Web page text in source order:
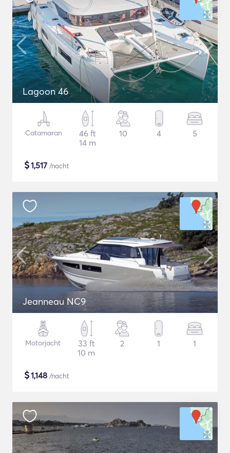
Lagoon 46
Catamaran
46 ft
14 m
10 4 5
$1,517 /nacht
Jeanneau NC9
Motorjacht
33 ft
10 m
2 1 1
$1,148 /nacht